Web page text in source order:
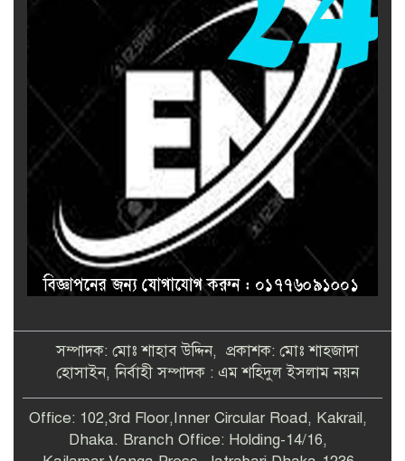
সম্পাদক: মোঃ শাহাব উদ্দিন, প্রকাশক: মোঃ শাহজাদা
হোসাইন, নির্বাহী সম্পাদক : এম শহিদুল ইসলাম নয়ন
Office: 102,3rd Floor,Inner Circular Road, Kakrail,
Dhaka. Branch Office: Holding-14/16,